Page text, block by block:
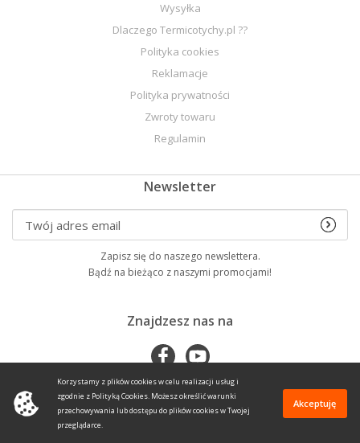
Korzystamy z plików cookies w celu realizacji usług i
zgodnie z Polityką Cookies. Możesz określić warunki
przechowywania lub dostępu do plików cookies w Twojej
przeglądarce.
Akceptuję
Wysyłka
Dlaczego Termicotychy.pl ??
Polityka cookies
Reklamacje
Polityka prywatności
Zwroty towaru
Regulamin
Newsletter
Zapisz się do naszego newslettera.
Bądź na bieżąco z naszymi promocjami!
Znajdzesz nas na